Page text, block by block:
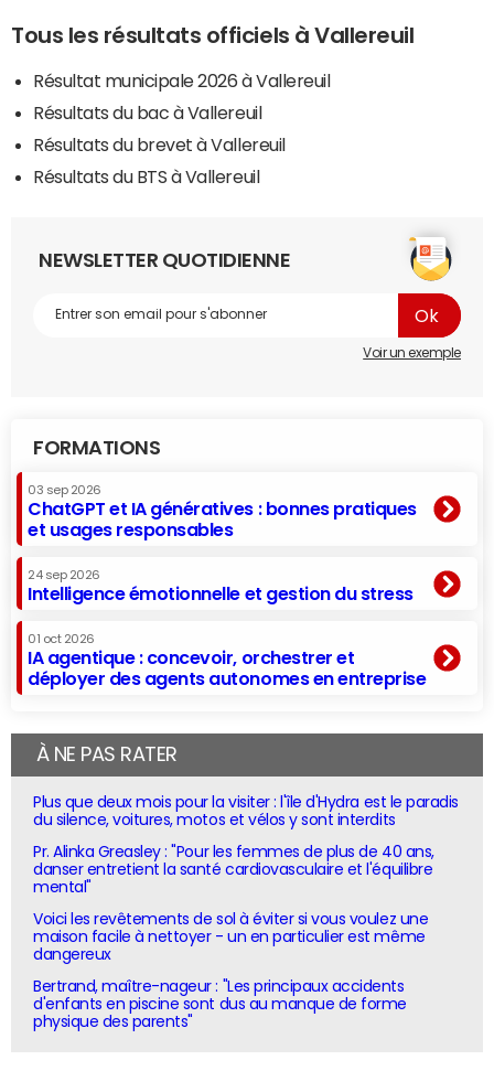
Tous les résultats officiels à Vallereuil
Résultat municipale 2026 à Vallereuil
Résultats du bac à Vallereuil
Résultats du brevet à Vallereuil
Résultats du BTS à Vallereuil
NEWSLETTER QUOTIDIENNE
Voir un exemple
FORMATIONS
03 sep 2026
ChatGPT et IA génératives : bonnes pratiques
et usages responsables
24 sep 2026
Intelligence émotionnelle et gestion du stress
01 oct 2026
IA agentique : concevoir, orchestrer et
déployer des agents autonomes en entreprise
À NE PAS RATER
Plus que deux mois pour la visiter : l'île d'Hydra est le paradis
du silence, voitures, motos et vélos y sont interdits
Pr. Alinka Greasley : "Pour les femmes de plus de 40 ans,
danser entretient la santé cardiovasculaire et l'équilibre
mental"
Voici les revêtements de sol à éviter si vous voulez une
maison facile à nettoyer - un en particulier est même
dangereux
Bertrand, maître-nageur : "Les principaux accidents
d'enfants en piscine sont dus au manque de forme
physique des parents"